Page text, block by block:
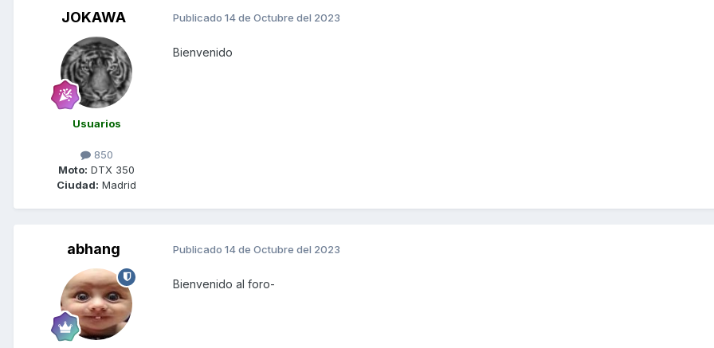
JOKAWA
Usuarios
850
Moto: DTX 350
Ciudad: Madrid
Publicado 14 de Octubre del 2023
Bienvenido
abhang Publicado 14 de Octubre del 2023
Bienvenido al foro-